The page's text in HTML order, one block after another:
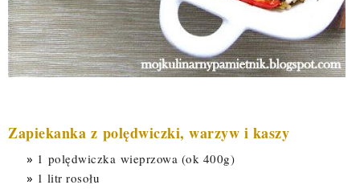
Zapiekanka z polędwiczki, warzyw i kaszy
1 polędwiczka wieprzowa (ok 400g)
1 litr rosołu